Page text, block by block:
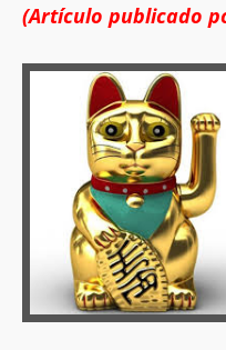
(Artículo publicado